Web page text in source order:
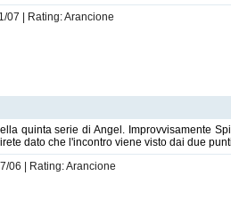
07 | Rating: Arancione
quinta serie di Angel. Improvvisamente
dato che l'incontro viene visto dai due
06 | Rating: Arancione